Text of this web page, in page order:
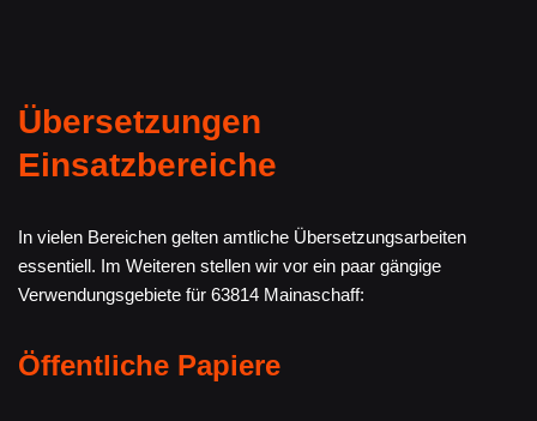
Übersetzungen
Einsatzbereiche
In vielen Bereichen gelten amtliche Übersetzungsarbeiten
essentiell. Im Weiteren stellen wir vor ein paar gängige
Verwendungsgebiete für 63814 Mainaschaff:
Öffentliche Papiere